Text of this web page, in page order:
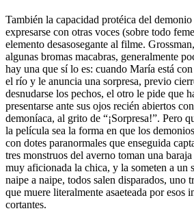
También la capacidad protéica del
expresarse con otras voces (sobre todo
elemento desasosegante al filme.
algunas bromas macabras, generalmente
hay una que sí lo es: cuando María está
el río y le anuncia una sorpresa, previo
desnudarse los pechos, el otro le pide que
presentarse ante sus ojos recién abiertos
demoníaca, al grito de “¡Sorpresa!”. Pero
la película sea la forma en que los
con dotes paranormales que enseguida
tres monstruos del averno toman una
muy aficionada la chica, y la someten a un
naipe a naipe, todos salen disparados, uno
que muere literalmente asaeteada por esos
cortantes.